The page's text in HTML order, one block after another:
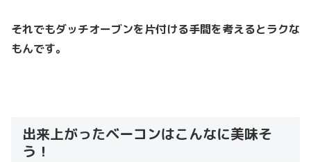
それでもダッチオーブンを片付ける手間を考えるとラクな
もんです。
出来上がったベーコンはこんなに美味そ
う！